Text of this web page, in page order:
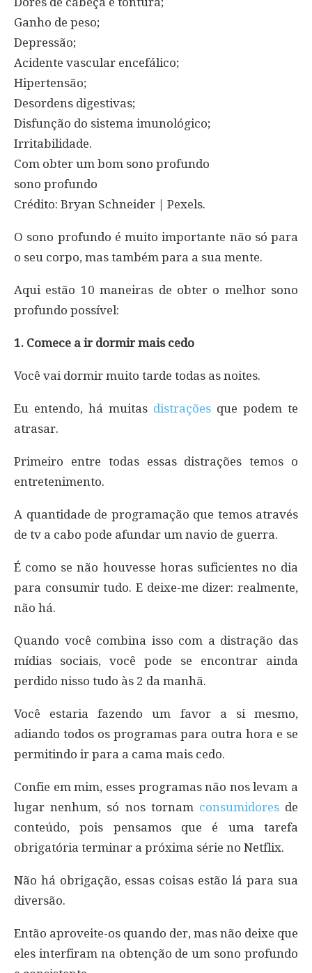
Ganho de peso;
Depressão;
Acidente vascular encefálico;
Hipertensão;
Desordens digestivas;
Disfunção do sistema imunológico;
Irritabilidade.
Com obter um bom sono profundo
sono profundo
Crédito: Bryan Schneider | Pexels.
O sono profundo é muito importante não só para
o seu corpo, mas também para a sua mente.
Aqui estão 10 maneiras de obter o melhor sono
profundo possível:
1. Comece a ir dormir mais cedo
Você vai dormir muito tarde todas as noites.
Eu entendo, há muitas distrações que podem te
atrasar.
Primeiro entre todas essas distrações temos o
entretenimento.
A quantidade de programação que temos através
de tv a cabo pode afundar um navio de guerra.
É como se não houvesse horas suficientes no dia
para consumir tudo. E deixe-me dizer: realmente,
não há.
Quando você combina isso com a distração das
mídias sociais, você pode se encontrar ainda
perdido nisso tudo às 2 da manhã.
Você estaria fazendo um favor a si mesmo,
adiando todos os programas para outra hora e se
permitindo ir para a cama mais cedo.
Confie em mim, esses programas não nos levam a
lugar nenhum, só nos tornam consumidoresde
conteúdo, pois pensamos que é uma tarefa
obrigatória terminar a próxima série no Netflix.
Não há obrigação, essas coisas estão lá para sua
diversão.
Então aproveite-os quando der, mas não deixe que
eles interfiram na obtenção de um sono profundo